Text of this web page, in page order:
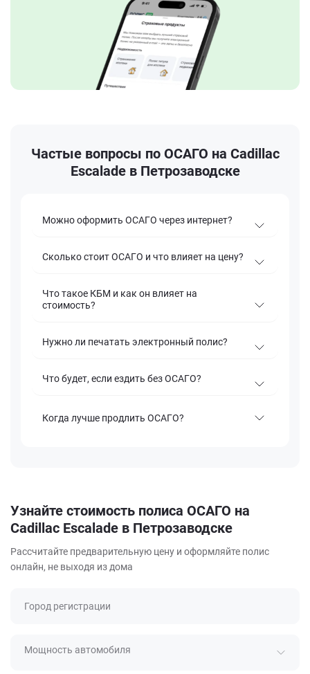
Частые вопросы по ОСАГО на Cadillac
Escalade в Петрозаводске
Можно оформить ОСАГО через интернет?
Сколько стоит ОСАГО и что влияет на цену?
Что такое КБМ и как он влияет на
стоимость?
Нужно ли печатать электронный полис?
Что будет, если ездить без ОСАГО?
Когда лучше продлить ОСАГО?
Узнайте стоимость полиса ОСАГО на
Cadillac Escalade в Петрозаводске
Рассчитайте предварительную цену и оформляйте полис
онлайн, не выходя из дома
Город регистрации
Мощность автомобиля